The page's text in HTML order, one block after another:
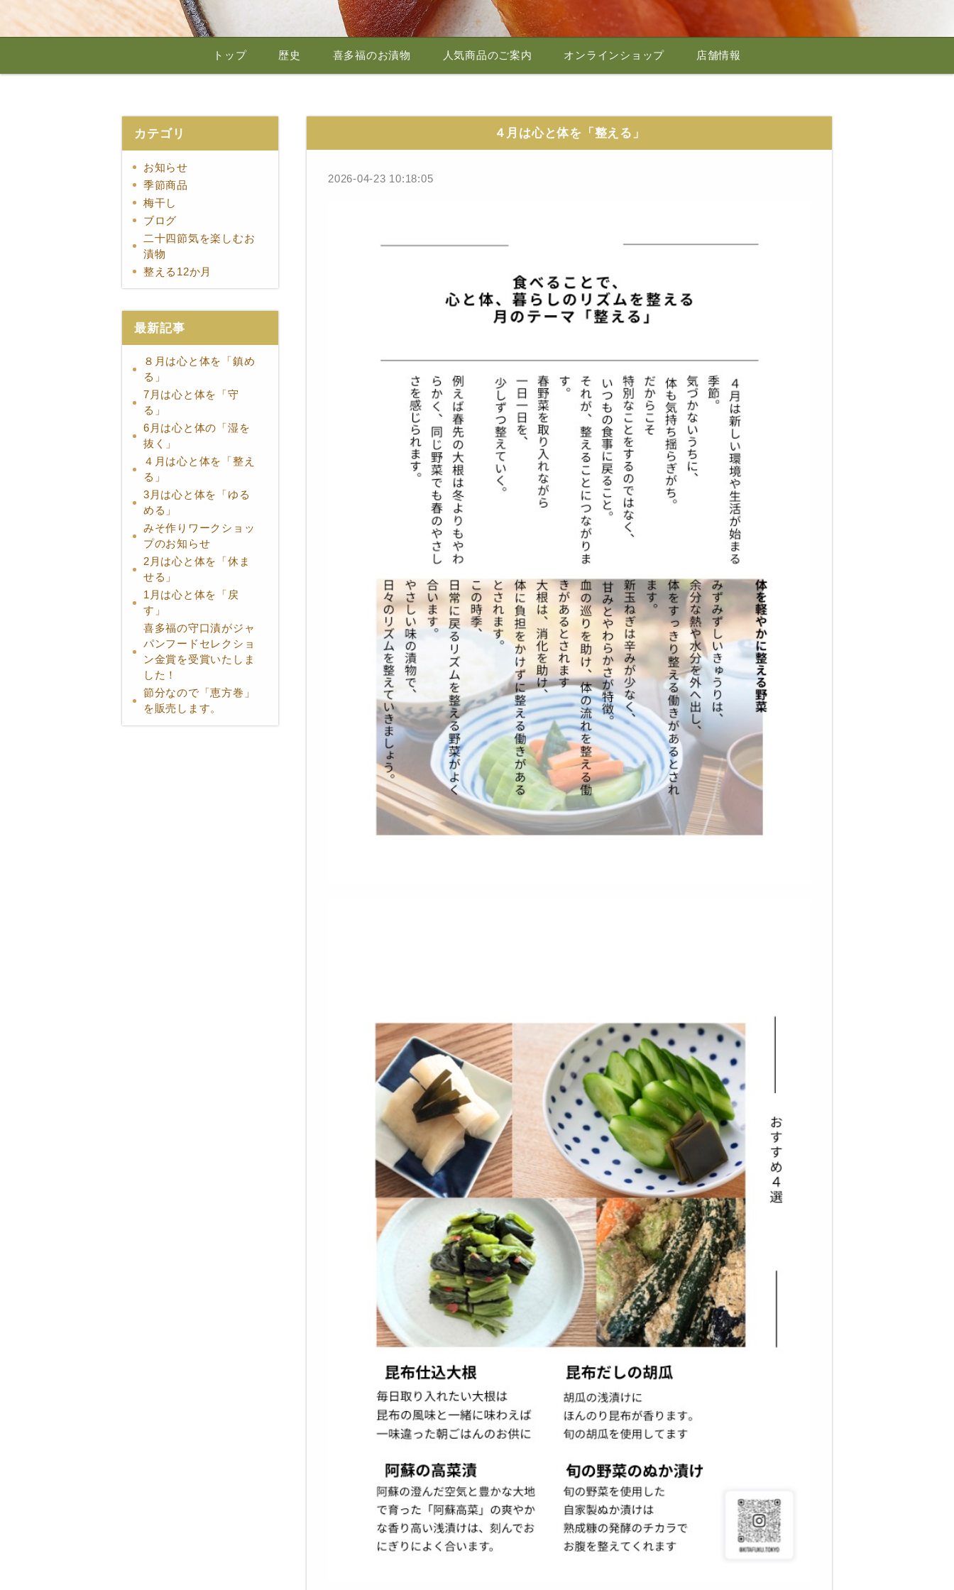
トップ 歴史 喜多福のお漬物 人気商品のご案内 オンラインショップ 店舗情報
カテゴリ
お知らせ
季節商品
梅干し
ブログ
二十四節気を楽しむお
漬物
整える12か月
最新記事
８月は心と体を「鎮め
る」
7月は心と体を「守
る」
6月は心と体の「湿を
抜く」
４月は心と体を「整え
る」
3月は心と体を「ゆる
める」
みそ作りワークショッ
プのお知らせ
2月は心と体を「休ま
せる」
1月は心と体を「戻
す」
喜多福の守口漬がジャ
パンフードセレクショ
ン金賞を受賞いたしま
した！
節分なので「恵方巻」
を販売します。
４月は心と体を「整える」
2026-04-23 10:18:05